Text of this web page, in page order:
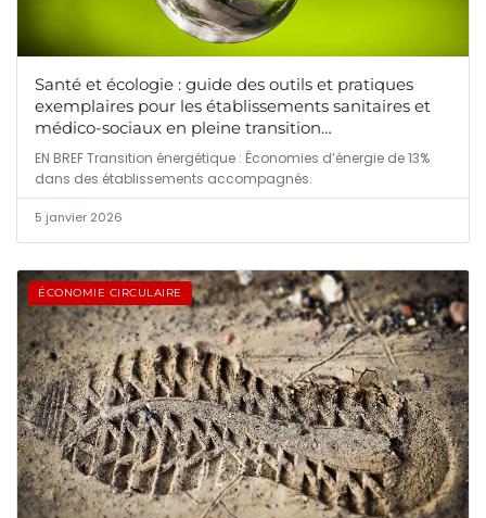
Santé et écologie : guide des outils et pratiques
exemplaires pour les établissements sanitaires et
médico-sociaux en pleine transition
environnementale
EN BREF Transition énergétique : Économies d’énergie de 13%
dans des établissements accompagnés.
5 janvier 2026
ÉCONOMIE CIRCULAIRE